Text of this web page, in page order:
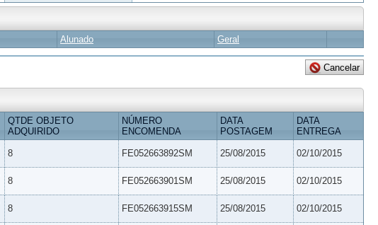
Alunado Geral
QTDE OBJETO
ADQUIRIDO
NÚMERO
ENCOMENDA
DATA
POSTAGEM
DATA
ENTREGA
8 FE052663892SM 25/08/2015 02/10/2015
8 FE052663901SM 25/08/2015 02/10/2015
8 FE052663915SM 25/08/2015 02/10/2015